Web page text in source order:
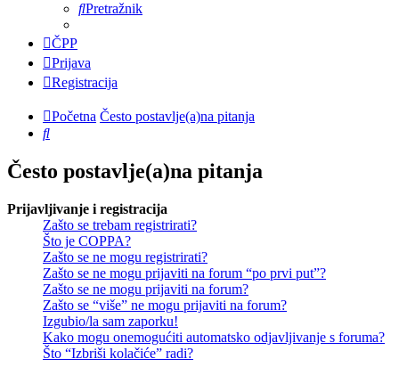
Pretražnik
ČPP
Prijava
Registracija
Početna Često postavlje(a)na pitanja
Pretražnik
Često postavlje(a)na pitanja
Prijavljivanje i registracija
Zašto se trebam registrirati?
Što je COPPA?
Zašto se ne mogu registrirati?
Zašto se ne mogu prijaviti na forum “po prvi put”?
Zašto se ne mogu prijaviti na forum?
Zašto se “više” ne mogu prijaviti na forum?
Izgubio/la sam zaporku!
Kako mogu onemogućiti automatsko odjavljivanje s foruma?
Što “Izbriši kolačiće” radi?